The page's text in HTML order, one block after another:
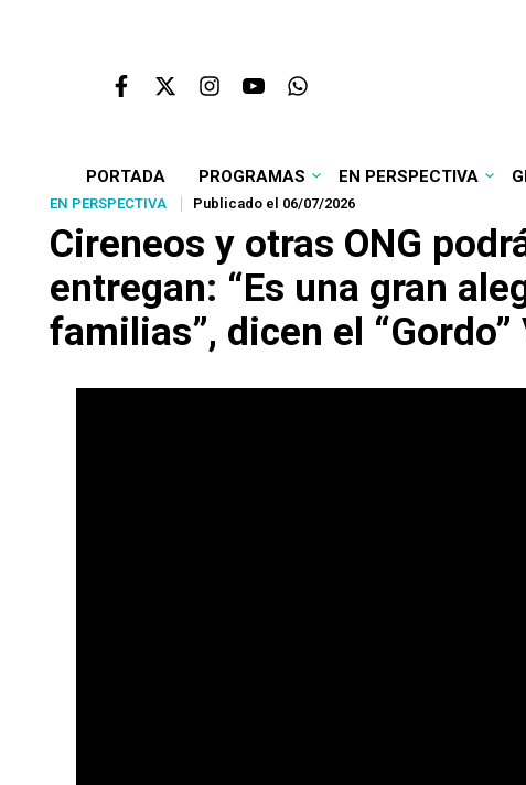
PORTADA PROGRAMAS EN PERSPECTIVA
EN PERSPECTIVA Publicado el 06/07/2026
Cireneos y otras ONG
entregan: “Es una gran
familias”, dicen el